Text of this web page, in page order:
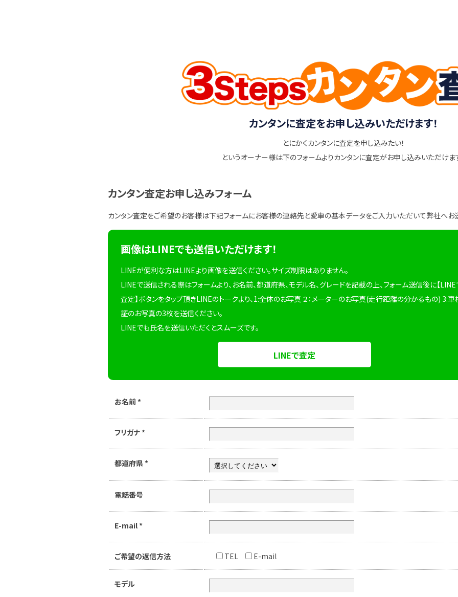
カンタンに査定をお申し込みいただけます！
とにかくカンタンに査定を申し込みたい！
というオーナー様は下のフォームよりカンタンに査定がお申し込みいただけま
カンタン査定お申し込みフォーム
カンタン査定をご希望のお客様は下記フォームにお客様の連絡先と愛車の基本データをご入力いただいて弊社へお
画像はLINEでも送信いただけます！
LINEが便利な方はLINEより画像を送信ください。サイズ制限はありません。
LINEで送信される際はフォームより、お名前、都道府県、モデル名、グレードを記載の上、フォーム送信後に【LINE
査定】ボタンをタップ頂きLINEのトークより、1:全体のお写真 ２：メーターのお写真(走行距離の分かるもの) 3:車
証のお写真の3枚を送信ください。
LINEでも氏名を送信いただくとスムーズです。
LINEで査定
お名前 *
フリガナ *
都道府県 *
電話番号
E-mail *
ご希望の返信方法 TEL E-mail
モデル